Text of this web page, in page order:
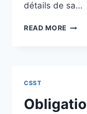
détails de sa…
READ MORE
?
CSST